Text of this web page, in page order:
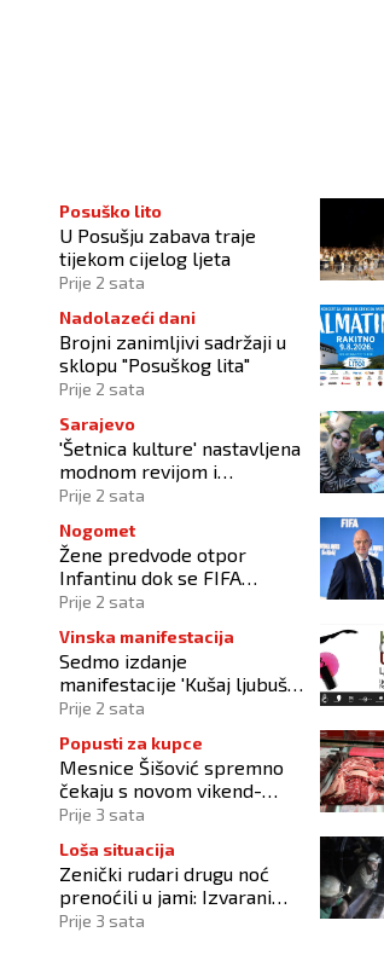
Posuško lito
U Posušju zabava traje
tijekom cijelog ljeta
Prije 2 sata
Nadolazeći dani
Brojni zanimljivi sadržaji u
sklopu "Posuškog lita"
Prije 2 sata
Sarajevo
'Šetnica kulture' nastavljena
modnom revijom i
predstavljanjem kozmetike
Prije 2 sata
Nogomet
Žene predvode otpor
Infantinu dok se FIFA
suočava s krizom
Prije 2 sata
Vinska manifestacija
Sedmo izdanje
manifestacije 'Kušaj ljubuška
vina' donosi vrhunska vina,
Prije 2 sata
Popusti za kupce
Mesnice Šišović spremno
čekaju s novom vikend-
akcijom!
Prije 3 sata
Loša situacija
Zenički rudari drugu noć
prenoćili u jami: Izvarani
smo, više nikome ne
Prije 3 sata